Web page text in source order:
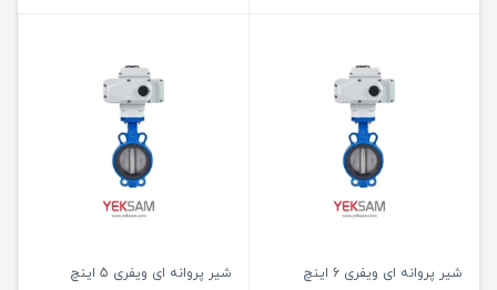
شیر پروانه ای ویفری 6 اینچ
شیر پروانه ای ویفری 5 اینچ